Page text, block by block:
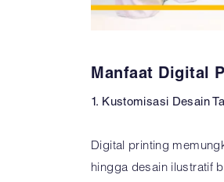
Manfaat Digital
1. Kustomisasi Desain
Digital printing
hingga desain ilustratif